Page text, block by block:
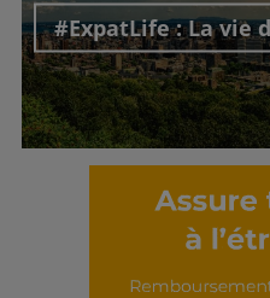
#ExpatLife : La vie
Découvrir